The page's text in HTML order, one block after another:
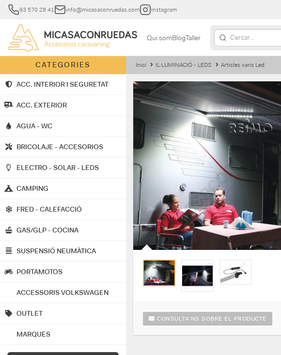
93 570 28 41 info@micasaconruedas.com Instagram
Qui somBlogTaller
CATEGORIES
ACC. INTERIOR I SEGURETAT
ACC. EXTERIOR
AGUA - WC
BRICOLAJE - ACCESORIOS
ELECTRO - SOLAR - LEDS
CAMPING
FRED - CALEFACCIÓ
GAS/GLP - COCINA
SUSPENSIÓ NEUMÀTICA
PORTAMOTOS
ACCESSORIS VOLKSWAGEN
OUTLET
MARQUES
Inici IL·LUMINACIÓ - LEDS Articles varis Led
CONSULTA'NS SOBRE EL PRODUCTE